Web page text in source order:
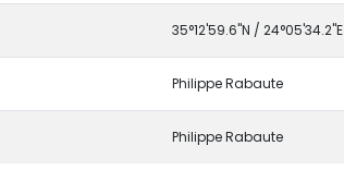
35°12'59.6"N / 24°05'34.2"E
Philippe Rabaute
Philippe Rabaute